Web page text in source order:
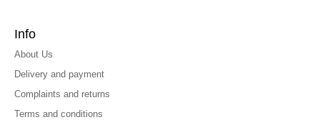
Info
About Us
Delivery and payment
Complaints and returns
Terms and conditions